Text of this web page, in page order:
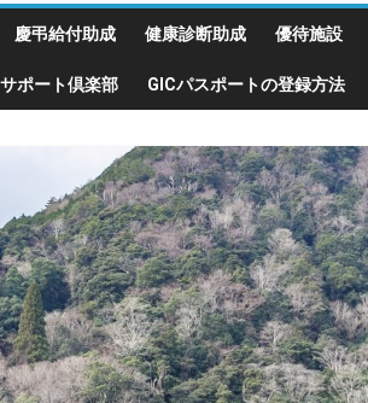
慶弔給付助成 健康診断助成 優待施設
ポート倶楽部 GICパスポートの登録方法